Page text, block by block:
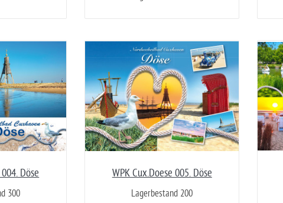
Döse
300
WPK Cux.Doese 005. Döse
Lagerbestand 200